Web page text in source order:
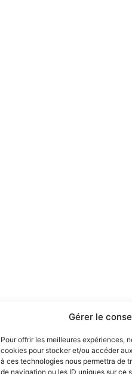
Gérer le
Pour offrir les meilleures expériences,
cookies pour stocker et/ou accéder
à ces technologies nous permettra de
de navigation ou les ID uniques sur ce